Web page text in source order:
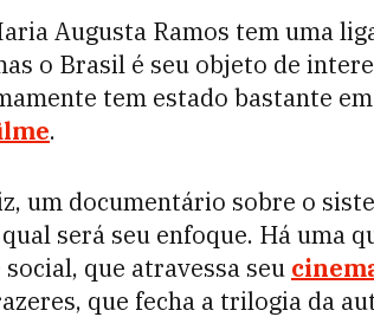
Augusta Ramos tem uma
o Brasil é seu objeto de
tem estado bastante
.
um documentário sobre o
será seu enfoque. Há uma
que atravessa seu
que fecha a trilogia da